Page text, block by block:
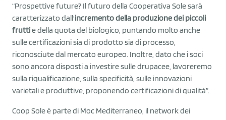
“Prospettive future? Il futuro della Cooperativa Sole sarà
caratterizzato dall'incremento della produzione dei piccoli
fruttie della quota del biologico, puntando molto anche
sulle certificazioni sia di prodotto sia di processo,
riconosciute dal mercato europeo. Inoltre, dato che i soci
sono ancora disposti a investire sulle drupacee, lavoreremo
sulla riqualificazione, sulla specificità, sulle innovazioni
varietali e produttive, proponendo certificazioni di qualità”.
Coop Sole è parte di Moc Mediterraneo, il network dei